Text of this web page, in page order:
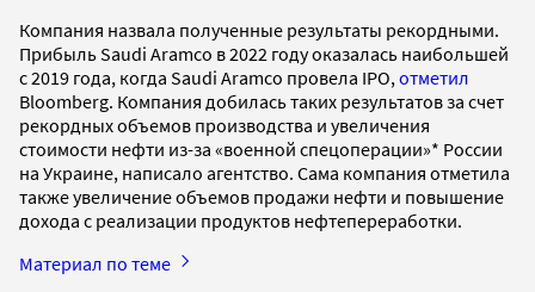
Компания назвала полученные результаты рекордными.
Прибыль Saudi Aramco в 2022 году оказалась наибольшей
с 2019 года, когда Saudi Aramco провела IPO, отметил
Bloomberg. Компания добилась таких результатов за счет
рекордных объемов производства и увеличения
стоимости нефти из-за «военной спецоперации»* России
на Украине, написало агентство. Сама компания отметила
также увеличение объемов продажи нефти и повышение
дохода с реализации продуктов нефтепереработки.
Материал по теме